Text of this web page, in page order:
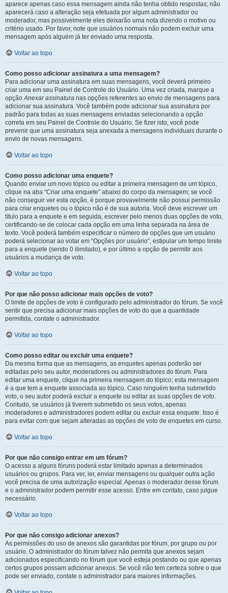
aparece apenas caso essa mensagem ainda não tenha obtido respostas; não
aparecerá caso a alteração seja efetuada por algum administrador ou
moderador, mas possivelmente eles deixarão uma nota dizendo o motivo ou
critério usado. Por favor, note que usuários normais não podem excluir uma
mensagem após alguém já ter enviado uma resposta.
Voltar ao topo
Como posso adicionar assinatura a uma mensagem?
Para adicionar uma assinatura em suas mensagens, você deverá primeiro
criar uma em seu Painel de Controle do Usuário. Uma vez criada, marque a
opçãoAnexar assinatura nas opções referentes ao envio de mensagens para
adicionar sua assinatura. Você também pode adicionar sua assinatura por
padrão para todas as suas mensagens enviadas selecionando a opção
correta em seu Painel de Controle do Usuário. Se fizer isto, você pode
prevenir que uma assinatura seja anexada a mensagens individuais durante o
envio de novas mensagens.
Voltar ao topo
Como posso adicionar uma enquete?
Quando enviar um novo tópico ou editar a primeira mensagem de um tópico,
clique na aba “Criar uma enquete” abaixo do corpo da mensagem; se você
não conseguir ver esta opção, é porque provavelmente não possui permissão
para criar enquetes ou o tópico não é de sua autoria. Você deve escrever um
título para a enquete e em seguida, escrever pelo menos duas opções de voto,
certificando-se de colocar cada opção em uma linha separada na área de
texto. Você poderá também especificar o número de opções que um usuário
poderá selecionar ao votar em “Opções por usuário”, estipular um tempo limite
para a enquete (sendo 0 ilimitado), e por último a opção de permitir aos
usuários a mudança de voto.
Voltar ao topo
Por que não posso adicionar mais opções de voto?
O limite de opções de voto é configurado pelo administrador do fórum. Se você
sentir que precisa adicionar mais opções de voto do que a quantidade
permitida, contate o administrador.
Voltar ao topo
Como posso editar ou excluir uma enquete?
Da mesma forma que as mensagens, as enquetes apenas poderão ser
editadas pelo seu autor, moderadores ou administradores do fórum. Para
editar uma enquete, clique na primeira mensagem do tópico; esta mensagem
é a que tem a enquete associada ao tópico. Caso ninguém tenha submetido
voto, o seu autor poderá excluir a enquete ou editar as suas opções de voto.
Contudo, se usuários já tiverem submetido os seus votos, apenas
moderadores e administradores podem editar ou excluir essa enquete. Isso é
para evitar com que sejam alteradas as opções de voto de enquetes em curso.
Voltar ao topo
Por que não consigo entrar em um fórum?
O acesso a alguns fóruns poderá estar limitado apenas a determinados
usuários ou grupos. Para ver, ler, enviar mensagens ou qualquer outra ação
você precisa de uma autorização especial. Apenas o moderador desse fórum
e o administrador podem permitir esse acesso. Entre em contato, caso julgue
necessário.
Voltar ao topo
Por que não consigo adicionar anexos?
As permissões do uso de anexos são garantidas por fórum, por grupo ou por
usuário. O administrador do fórum talvez não permita que anexos sejam
adicionados especificando no fórum que você esteja postando ou que apenas
certos grupos possam adicionar anexos. Se você não tem certeza sobre o que
pode ser enviado, contate o administrador para maiores informações.